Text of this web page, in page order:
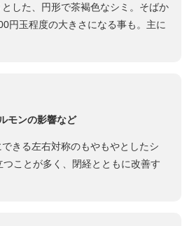
した、円形で茶褐色なシミ。そばか
円玉程度の大きさになる事も。主に
モンの影響など
きる左右対称のもやもやとしたシ
つことが多く、閉経とともに改善す